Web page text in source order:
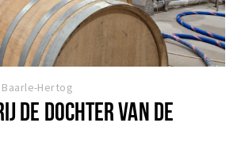
Hertog
DE DOCHTER VAN DE